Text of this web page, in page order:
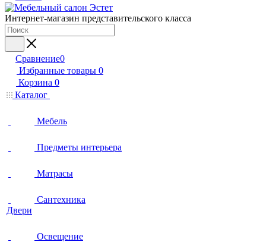
Интернет-магазин представительского класса
Сравнение0
Избранные товары 0
Корзина 0
Каталог
Мебель
Предметы интерьера
Матрасы
Сантехника
Двери
Освещение